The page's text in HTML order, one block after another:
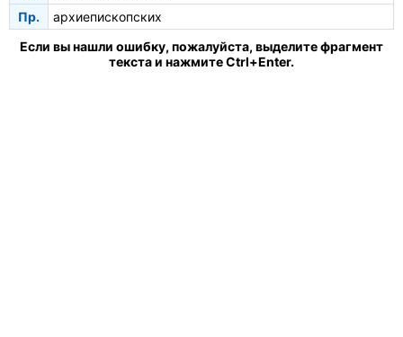
Пр.
архиепископских
Если вы нашли ошибку, пожалуйста, выделите фрагмент
текста и нажмите Ctrl+Enter.